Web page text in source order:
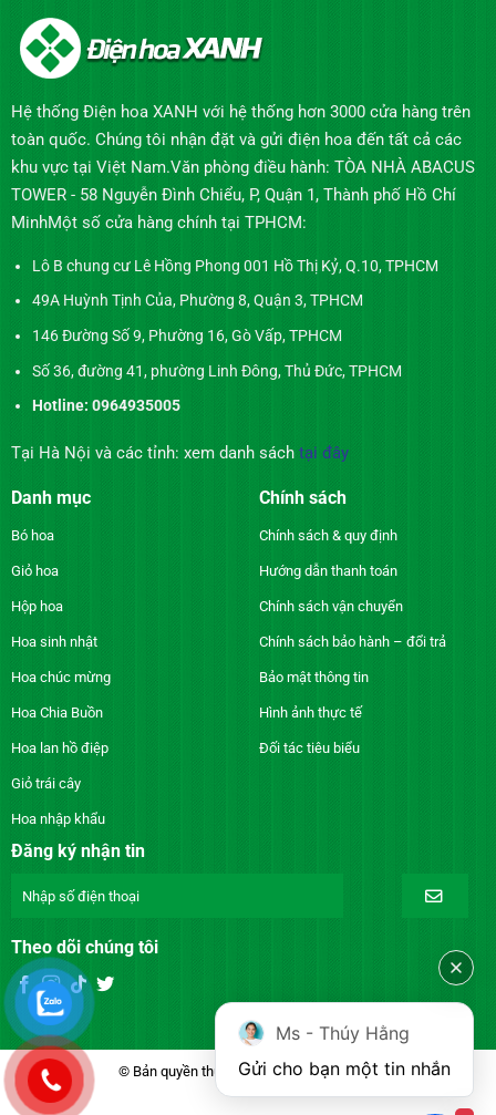
Hệ thống Điện hoa XANH với hệ thống hơn 3000 cửa hàng trên
toàn quốc. Chúng tôi nhận đặt và gửi điện hoa đến tất cả các
khu vực tại Việt Nam.Văn phòng điều hành: TÒA NHÀ ABACUS
TOWER - 58 Nguyễn Đình Chiểu, P, Quận 1, Thành phố Hồ Chí
MinhMột số cửa hàng chính tại TPHCM:
Lô B chung cư Lê Hồng Phong 001 Hồ Thị Kỷ, Q.10, TPHCM
49A Huỳnh Tịnh Của, Phường 8, Quận 3, TPHCM
146 Đường Số 9, Phường 16, Gò Vấp, TPHCM
Số 36, đường 41, phường Linh Đông, Thủ Đức, TPHCM
Hotline: 0964935005
Tại Hà Nội và các tỉnh: xem danh sách tại đây
Danh mục
Bó hoa
Giỏ hoa
Hộp hoa
Hoa sinh nhật
Hoa chúc mừng
Hoa Chia Buồn
Hoa lan hồ điệp
Giỏ trái cây
Hoa nhập khẩu
Chính sách
Chính sách & quy định
Hướng dẫn thanh toán
Chính sách vận chuyển
Chính sách bảo hành – đổi trả
Bảo mật thông tin
Hình ảnh thực tế
Đối tác tiêu biểu
Đăng ký nhận tin
Theo dõi chúng tôi
© Bản quyền thuộc về DienhoaXANH.com
Ms - Thúy Hằng
Gửi cho bạn một tin nhắn